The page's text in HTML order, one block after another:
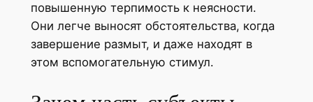
повышенную терпимость к неясности.
Они легче выносят обстоятельства, когда
завершение размыт, и даже находят в
этом вспомогательную стимул.